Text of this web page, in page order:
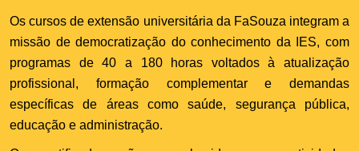
Os cursos de extensão universitária da FaSouza integram a
missão de democratização do conhecimento da IES, com
programas de 40 a 180 horas voltados à atualização
profissional, formação complementar e demandas
específicas de áreas como saúde, segurança pública,
educação e administração.